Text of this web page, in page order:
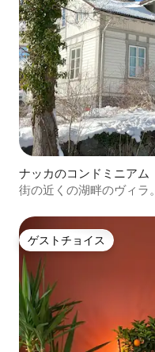
ナッカのコンドミニアム
街の近くの湖畔のヴィラ。
ゲストチョイス
ゲストチョイス